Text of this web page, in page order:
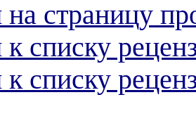
страницу
списку
списку